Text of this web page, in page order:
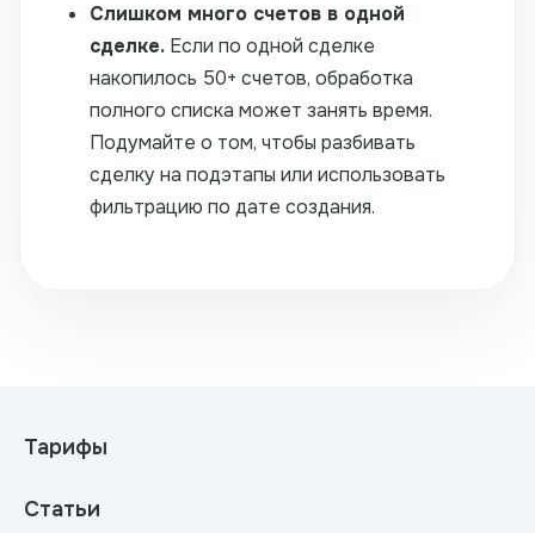
Слишком много счетов в одной
сделке. Если по одной сделке
накопилось 50+ счетов, обработка
полного списка может занять время.
Подумайте о том, чтобы разбивать
сделку на подэтапы или использовать
фильтрацию по дате создания.
Тарифы
Статьи